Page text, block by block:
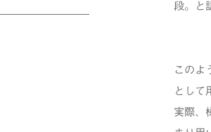
段。と
このよ
として
実際、